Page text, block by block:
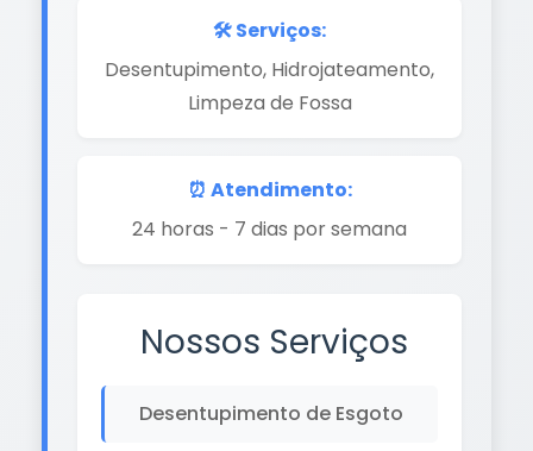
🛠️ Serviços:
Desentupimento, Hidrojateamento,
Limpeza de Fossa
⏰ Atendimento:
24 horas - 7 dias por semana
Nossos Serviços
Desentupimento de Esgoto